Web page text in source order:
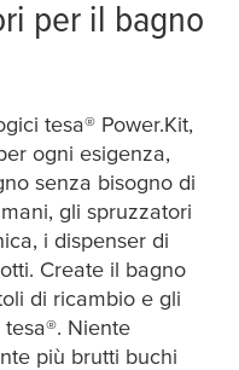
per il bagno
tesa® Power.Kit,
ogni esigenza,
senza bisogno di
gli spruzzatori
i dispenser di
Create il bagno
di ricambio e gli
tesa®. Niente
più brutti buchi